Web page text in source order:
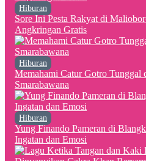
Hiburan
Sore Ini Pesta Rakyat di
Angkringan Gratis
Hiburan
Memahami Catur Gotro Tunggal
Smarabawana
Hiburan
Yung Finando Pameran di
Ingatan dan Emosi